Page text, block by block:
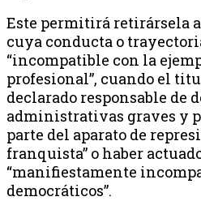
Este permitirá retirársela
cuya conducta o
“incompatible con la
profesional”, cuando el
declarado responsable de
administrativas graves y
parte del aparato de
franquista” o haber
“manifiestamente
democráticos”.